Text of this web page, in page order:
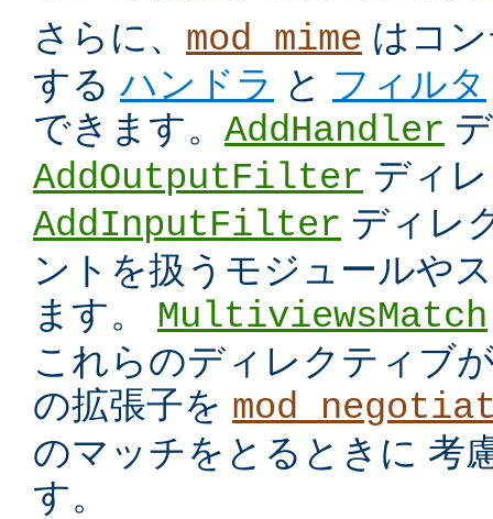
さらに、 mod_mime はコ
するハンドラ と フィルタ
できます。 AddHandler
AddOutputFilter ディ
AddInputFilter ディレ
ントを扱うモジュールや
ます。 MultiviewsMatch
これらのディレクティブ
の拡張子を
のマッチをとるときに 考
す。